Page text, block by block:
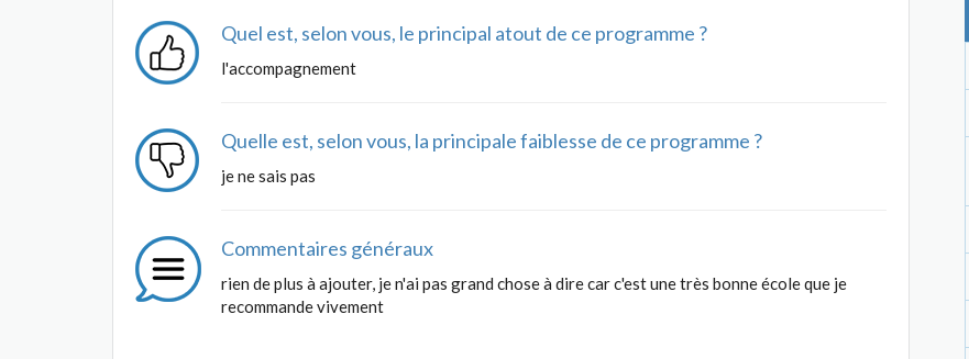
Quel est, selon vous, le principal atout de ce programme ?
l'accompagnement
Quelle est, selon vous, la principale faiblesse de ce programme ?
je ne sais pas
Commentaires généraux
rien de plus à ajouter, je n'ai pas grand chose à dire car c'est une très bonne école que je
recommande vivement